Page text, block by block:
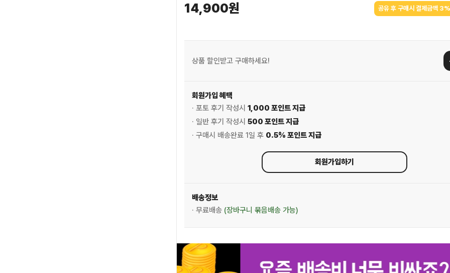
14,900원 공유 후 구매시 결제금액
상품 할인받고 구매하세요!
회원가입 혜택
· 포토 후기 작성시 1,000 포인트 지급
· 일반 후기 작성시 500 포인트 지급
· 구매시 배송완료 1일 후 0.5% 포인트 지급
회원가입하기
배송정보
· 무료배송 (장바구니 묶음배송 가능)